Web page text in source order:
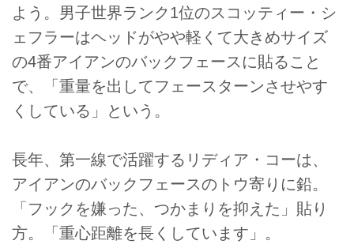
よう。男子世界ランク1位のスコッティー・シ
ェフラーはヘッドがやや軽くて大きめサイズ
の4番アイアンのバックフェースに貼ること
で、「重量を出してフェースターンさせやす
くしている」という。
長年、第一線で活躍するリディア・コーは、
アイアンのバックフェースのトウ寄りに鉛。
「フックを嫌った、つかまりを抑えた」貼り
方。「重心距離を長くしています」。